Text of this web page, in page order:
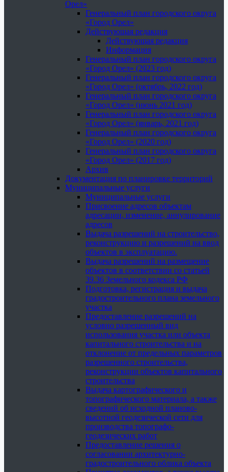
Орел»
Генеральный план городского округа
«Город Орел»
Действующая редакция
Действующая редакция
Информация
Генеральный план городского округа
«Город Орел» (2023 год)
Генеральный план городского округа
«Город Орел» (октябрь, 2022 год)
Генеральный план городского округа
«Город Орел» (июнь 2021 год)
Генеральный план городского округа
«Город Орел» (январь, 2021 год)
Генеральный план городского округа
«Город Орел» (2020 год)
Генеральный план городского округа
«Город Орел» (2017 год)
Архив
Документация по планировке территорий
Муниципальные услуги
Муниципальные услуги
Присвоение адресов объектам
адресации, изменение, аннулирование
адресов
Выдача разрешений на строительство,
реконструкцию и разрешений на ввод
объектов в эксплуатацию.
Выдача разрешений на размещение
объектов в соответствии со статьей
39.36 Земельного кодекса РФ
Подготовка, регистрация и выдача
градостроительного плана земельного
участка
Предоставление разрешений на
условно разрешенный вид
использования участка или объекта
капитального строительства и на
отклонение от предельных параметров
разрешенного строительства,
реконструкции объектов капитального
строительства
Выдача картографического и
топографического материала, а также
сведений об исходной планово-
высотной геодезической сети для
производства топографо-
геодезических работ
Предоставление решения о
согласовании архитектурно-
градостроительного облика объекта